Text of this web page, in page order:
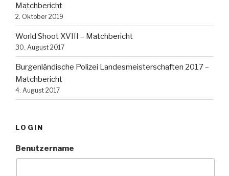
Matchbericht
2. Oktober 2019
World Shoot XVIII – Matchbericht
30. August 2017
Burgenländische Polizei Landesmeisterschaften 2017 –
Matchbericht
4. August 2017
LOGIN
Benutzername